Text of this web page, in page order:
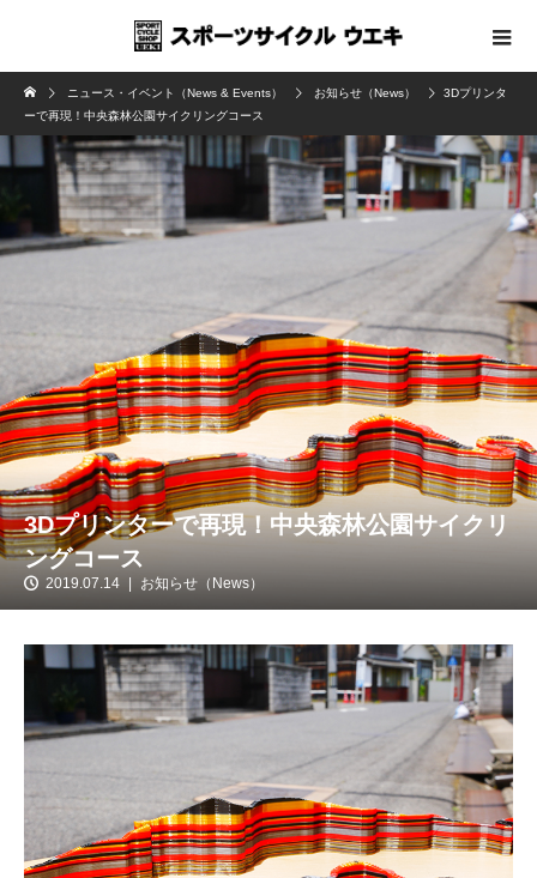
ニュース・イベント（News & Events） お知らせ（News）
3Dプリンタ
ーで再現！中央森林公園サイクリングコース
3Dプリンターで再現！中央森林公園サイクリ
ングコース
2019.07.14 お知らせ（News）